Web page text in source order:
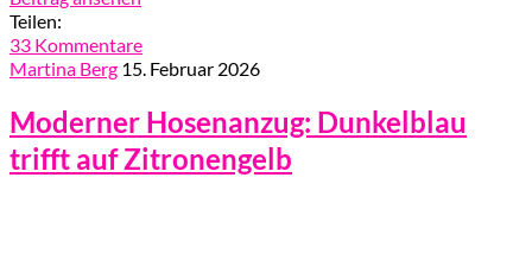
Teilen:
33 Kommentare
Martina Berg 15. Februar 2026
Moderner Hosenanzug: Dunkelblau
trifft auf Zitronengelb